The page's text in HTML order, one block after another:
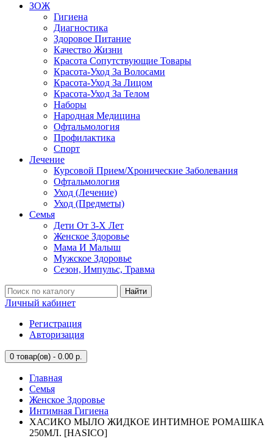
ЗОЖ
Гигиена
Диагностика
Здоровое Питание
Качество Жизни
Красота Сопутствующие Товары
Красота-Уход За Волосами
Красота-Уход За Лицом
Красота-Уход За Телом
Наборы
Народная Медицина
Офтальмология
Профилактика
Спорт
Лечение
Курсовой Прием/Хронические Заболевания
Офтальмология
Уход (Лечение)
Уход (Предметы)
Семья
Дети От 3-Х Лет
Женское Здоровье
Мама И Малыш
Мужское Здоровье
Сезон, Импульс, Травма
Найти
Личный кабинет
Регистрация
Авторизация
0 товар(ов) - 0.00 р.
Главная
Семья
Женское Здоровье
Интимная Гигиена
ХАСИКО МЫЛО ЖИДКОЕ ИНТИМНОЕ РОМАШКА
250МЛ. [HASICO]